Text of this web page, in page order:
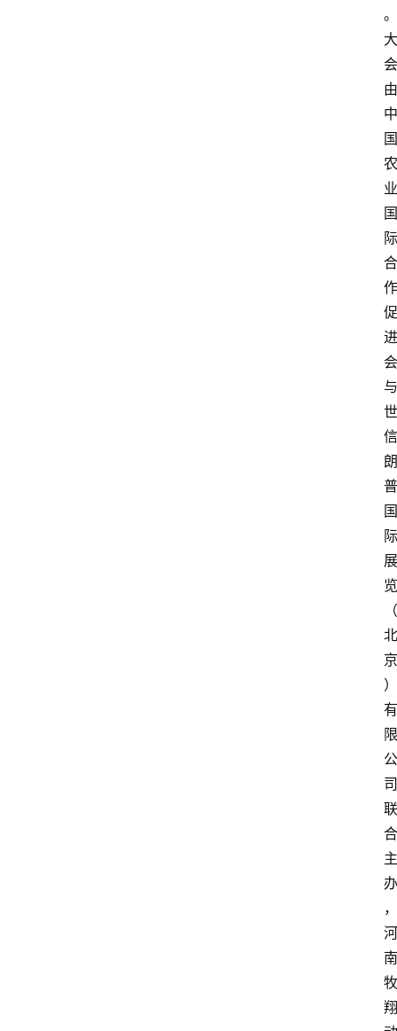
。
大
会
由
中
国
农
业
国
际
合
作
促
进
会
与
世
信
朗
普
国
际
展
览
（
北
京
）
有
限
公
司
联
合
主
办
，
河
南
牧
翔